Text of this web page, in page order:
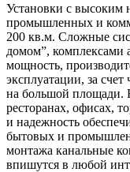
Установки с
промышленных и
200 кв.м. Сложные
домом”,
мощность,
эксплуатации, за
на большой площади.
ресторанах, офисах,
и надежность
бытовых и
монтажа канальные
впишутся в любой